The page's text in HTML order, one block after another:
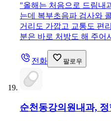
"올해는 처음으로 드림내
는데 복부초음파 검사와
거리도 가깝고 교통도 편
분은 바로 처방도 해 주어
전화 팔로우
순천동강의원내과,